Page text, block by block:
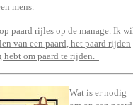
mens.
paard rijles op de manage. Ik
van een paard, het paard rijden
om paard te rijden.
Wat is er nodig